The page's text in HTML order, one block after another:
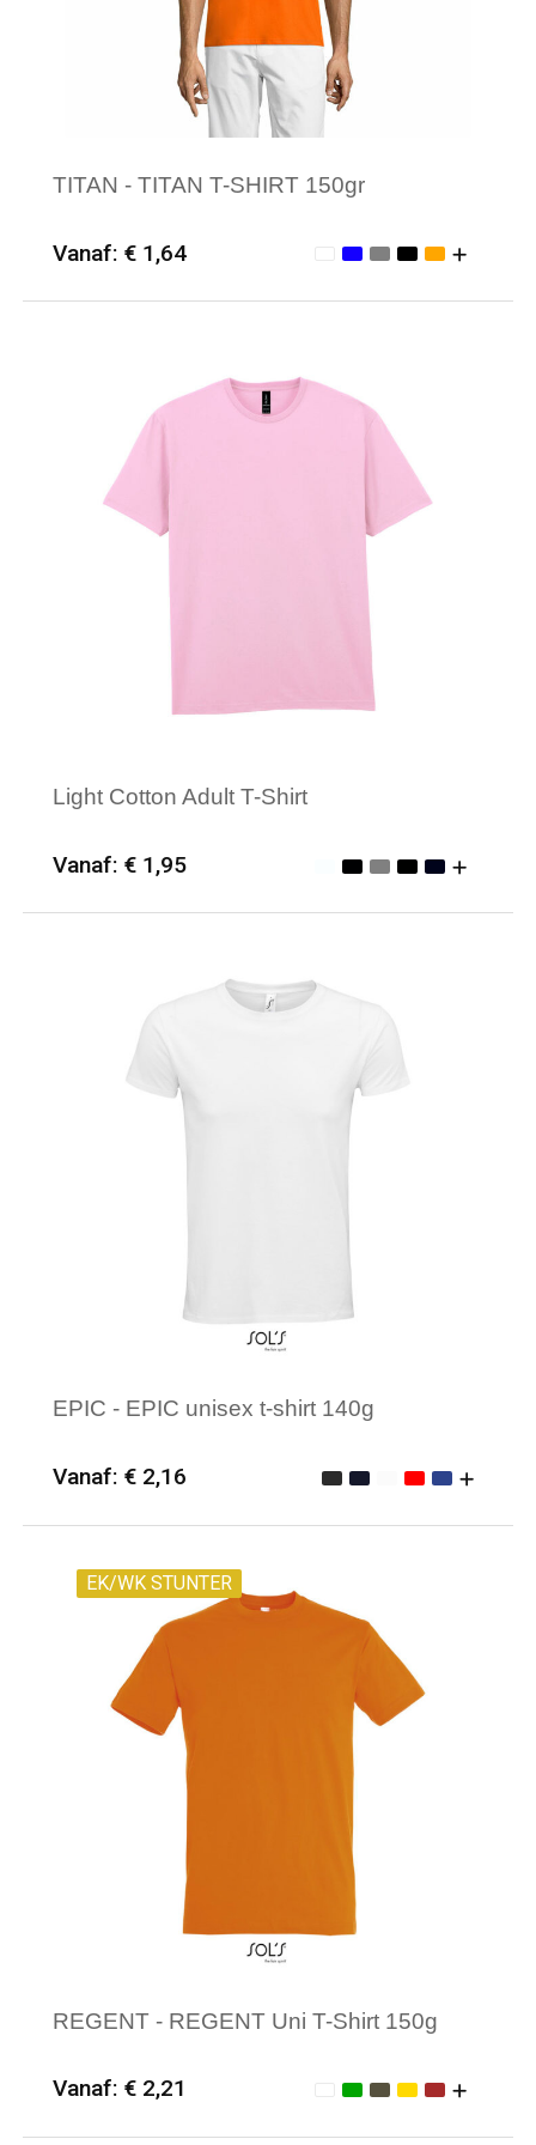
TITAN - TITAN T-SHIRT 150gr
Vanaf: € 1,64
Minimale afname: 25
Light Cotton Adult T-Shirt
Vanaf: € 1,95
Minimale afname: 50
EPIC - EPIC unisex t-shirt 140g
Vanaf: € 2,16
Minimale afname: 25
EK/WK STUNTER
REGENT - REGENT Uni T-Shirt 150g
Vanaf: € 2,21